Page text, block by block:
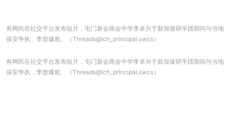
有网民在社交平台发布短片，屯门新会商会中学李卓兴于新加坡研学团期间与当地
保安争执，李曾爆粗。（Threads@lch_principal.swcs）
有网民在社交平台发布短片，屯门新会商会中学李卓兴于新加坡研学团期间与当地
保安争执，李曾爆粗。（Threads@lch_principal.swcs）